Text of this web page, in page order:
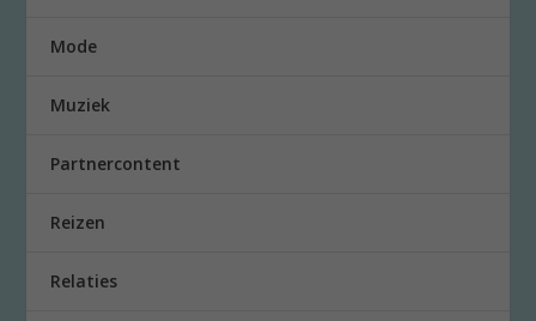
Mode
Muziek
Partnercontent
Reizen
Relaties